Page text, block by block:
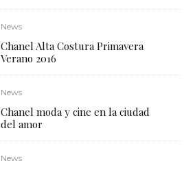
News
Chanel Alta Costura Primavera
Verano 2016
News
Chanel moda y cine en la ciudad
del amor
News